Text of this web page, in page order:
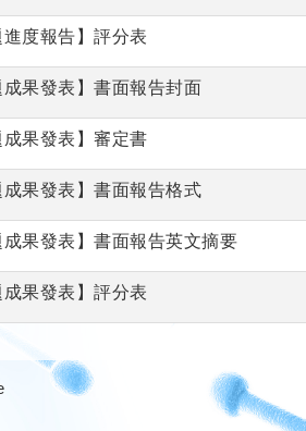
進度報告】評分表
成果發表】書面報告封面
成果發表】審定書
成果發表】書面報告格式
成果發表】書面報告英文摘要
成果發表】評分表